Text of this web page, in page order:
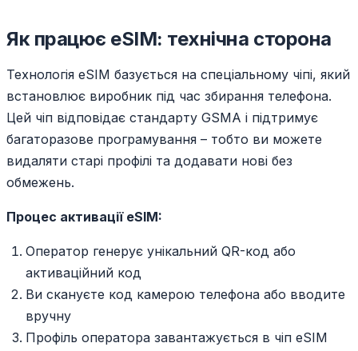
Як працює eSIM: технічна сторона
Технологія eSIM базується на спеціальному чіпі, який
встановлює виробник під час збирання телефона.
Цей чіп відповідає стандарту GSMA і підтримує
багаторазове програмування – тобто ви можете
видаляти старі профілі та додавати нові без
обмежень.
Процес активації eSIM:
Оператор генерує унікальний QR-код або
активаційний код
Ви скануєте код камерою телефона або вводите
вручну
Профіль оператора завантажується в чіп eSIM